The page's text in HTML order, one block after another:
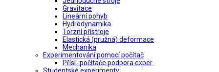
Gravitace
Lineární pohyb
Hydrodynamika
Torzní přístroje
Elastická (pružná) deformace
Mechanika
Experimentování pomocí počítač
Přísl.-počítače podpora exper.